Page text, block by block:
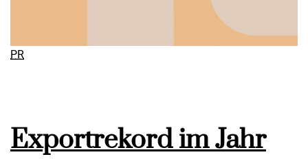
PR
Exportrekord im Jahr